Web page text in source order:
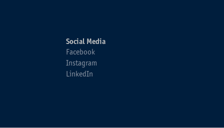
Social Media
Facebook
Instagram
LinkedIn